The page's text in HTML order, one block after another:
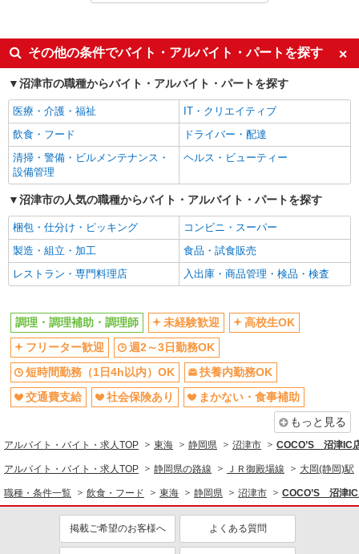
伝説のすた丼屋
キッチン・接客スタッフ
［アルバイト・パート］ 平日：時給1,150
円〜 土日祝：時給1,200円〜 ※3ヶ月毎にでき
るようになった業務を振り返るため、時給アップ
静岡県沼津市東椎路字東荒301番地3 ららぽ
ーと沼津
キープ 詳細を見る
アルバイト パート
接客・厨房スタッフ
［アルバイト・パート］ 時給1,200円以上※給
与詳細参照 時給1,200円〜 ※土日祝は更に100円
UP！ （土日祝…時給1,300円〜） 高校生：時給
静岡県沼津市東椎路字東荒301番地3 ららぽ
キープ 詳細を見る
アルバイト
牛角焼肉食堂
キッチンスタッフ
［アルバイト］時給1,200円 ※土日祝：時給
1,300円
ーと沼津
詳細を見る
アルバイト パート
未経験歓迎
高校生OK
週2～3日勤務OK
短時間勤務（1日4h以内）OK
扶養内勤務OK
交通費支給
社会保険あり
まかない・食事補助
社員登用あり
その他の条件でバイト・アルバイト・パートを探す
沼津市の職種からバイト・アルバイト・パートを探す
医療・介護・福祉
IT・クリエイティブ
飲食・フード
ドライバー・配達
清掃・警備・ビルメンテナンス・
設備管理
ヘルス・ビューティー
沼津市の人気の職種からバイト・アルバイト・パートを探す
梱包・仕分け・ピッキング
コンビニ・スーパー
製造・組立・加工
食品・試食販売
レストラン・専門料理店
入出庫・商品管理・検品・検査
調理・調理補助・調理師 未経験歓迎
高校生OK
フリーター歓迎
週2～3日勤務OK
短時間勤務（1日4h以内）OK
扶養内勤務OK
交通費支給
社会保険あり
まかない・食事補助
もっと見る
アルバイト・バイト・求人TOP 東海 静岡県 沼津市 COCO’S 沼津IC
アルバイト・バイト・求人TOP 静岡県の路線 ＪＲ御殿場線 大岡(静岡)駅
職種・条件一覧 飲食・フード 東海 静岡県 沼津市 COCO’S 沼津
掲載ご希望のお客様へ よくある質問